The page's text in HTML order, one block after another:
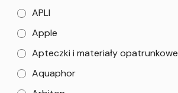
APLI
Apple
Apteczki i materiały opatrunkowe
Aquaphor